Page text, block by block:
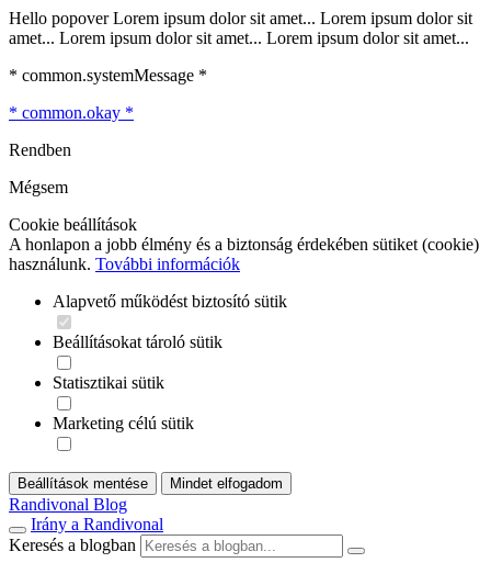
Hello popover Lorem ipsum dolor sit amet... Lorem ipsum dolor sit
amet... Lorem ipsum dolor sit amet... Lorem ipsum dolor sit amet...
* common.systemMessage *
* common.okay *
Rendben
Mégsem
Cookie beállítások
A honlapon a jobb élmény és a biztonság érdekében sütiket (cookie)
használunk. További információk
Alapvető működést biztosító sütik
Beállításokat tároló sütik
Statisztikai sütik
Marketing célú sütik
Beállítások mentése Mindet elfogadom
Randivonal Blog
Irány a Randivonal
Keresés a blogban